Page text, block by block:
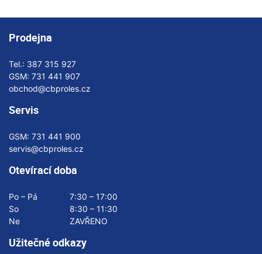
Prodejna
Tel.: 387 315 927
GSM: 731 441 907
obchod@cbproles.cz
Servis
GSM: 731 441 900
servis@cbproles.cz
Otevírací doba
Po – Pá
7:30 – 17:00
So
8:30 – 11:30
Ne
ZAVŘENO
Užitečné odkazy